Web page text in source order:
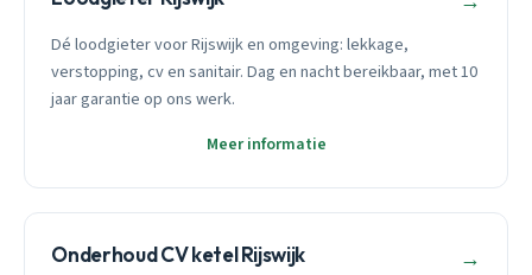
Dé loodgieter voor Rijswijk en omgeving: lekkage,
verstopping, cv en sanitair. Dag en nacht bereikbaar, met 10
jaar garantie op ons werk.
Meer informatie
Onderhoud CV ketel Rijswijk →